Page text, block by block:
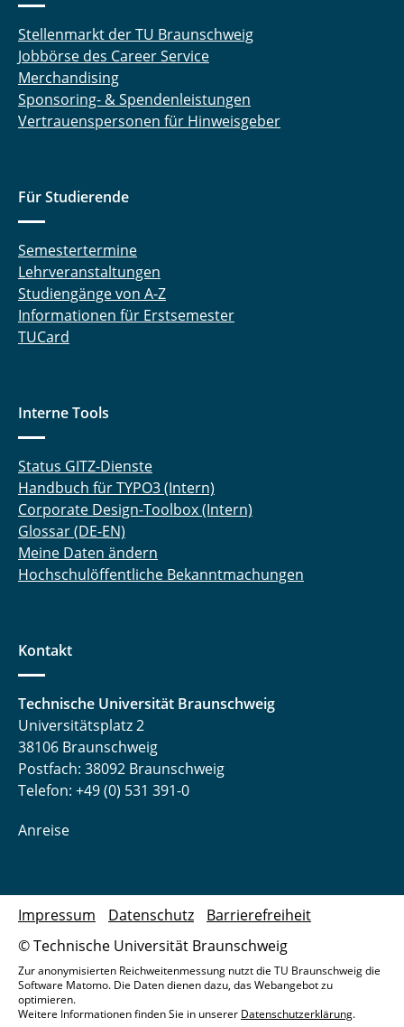
Sommerhitze
Telearbeit
Unfall
Winterkälte am Arbeitsplatz
Stellenmarkt der TU Braunschweig
Jobbörse des Career Service
Merchandising
Sponsoring- & Spendenleistungen
Vertrauenspersonen für Hinweisgeber
Für Studierende
Semestertermine
Lehrveranstaltungen
Studiengänge von A-Z
Informationen für Erstsemester
TUCard
Interne Tools
Status GITZ-Dienste
Handbuch für TYPO3 (Intern)
Corporate Design-Toolbox (Intern)
Glossar (DE-EN)
Meine Daten ändern
Hochschulöffentliche Bekanntmachungen
Kontakt
Technische Universität Braunschweig
Universitätsplatz 2
38106 Braunschweig
Postfach: 38092 Braunschweig
Telefon: +49 (0) 531 391-0
Anreise
© Technische Universität Braunschweig
Impressum Datenschutz Barrierefreiheit
Zur anonymisierten Reichweitenmessung nutzt die TU Braunschweig die
Software Matomo. Die Daten dienen dazu, das Webangebot zu
optimieren.
Weitere Informationen finden Sie in unserer Datenschutzerklärung.